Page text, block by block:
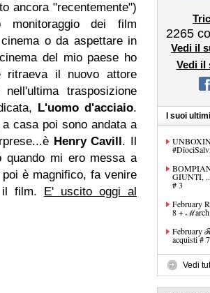
ancora "recentemente")
dei film
o da aspettare in
del mio paese ho
ritraeva il nuovo attore
nell'ultima trasposizione
L'uomo d'acciaio.
casa poi sono andata a
Henry Cavill. Il
quando mi ero messa a
è magnifico, fa venire
il film. E' uscito oggi al
2265
Vedi il
Vedi il
I suoi
GIUNTI,
# 3
February
8 +
February
acquisti # 7
Vedi